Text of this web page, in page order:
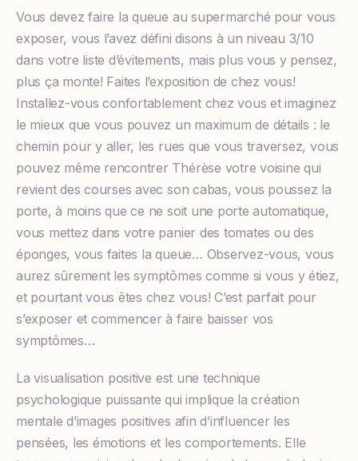
Vous devez faire la queue au supermarché pour vous
exposer, vous l’avez défini disons à un niveau 3/10
dans votre liste d’évitements, mais plus vous y pensez,
plus ça monte! Faites l’exposition de chez vous!
Installez-vous confortablement chez vous et imaginez
le mieux que vous pouvez un maximum de détails : le
chemin pour y aller, les rues que vous traversez, vous
pouvez même rencontrer Thérèse votre voisine qui
revient des courses avec son cabas, vous poussez la
porte, à moins que ce ne soit une porte automatique,
vous mettez dans votre panier des tomates ou des
éponges, vous faites la queue… Observez-vous, vous
aurez sûrement les symptômes comme si vous y étiez,
et pourtant vous êtes chez vous! C’est parfait pour
s’exposer et commencer à faire baisser vos
symptômes…
La visualisation positive est une technique
psychologique puissante qui implique la création
mentale d’images positives afin d’influencer les
pensées, les émotions et les comportements. Elle